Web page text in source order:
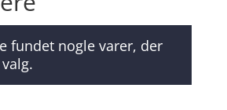
fundet nogle varer, der